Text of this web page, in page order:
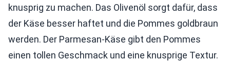
knusprig zu machen. Das Olivenöl sorgt dafür, dass
der Käse besser haftet und die Pommes goldbraun
werden. Der Parmesan-Käse gibt den Pommes
einen tollen Geschmack und eine knusprige Textur.